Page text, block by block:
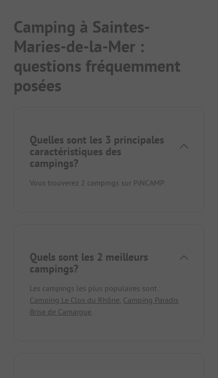
Camping à Saintes-
Maries-de-la-Mer :
questions fréquemment
posées
Quelles sont les 3 principales
caractéristiques des
campings?
Vous trouverez 2 campings sur PiNCAMP.
Quels sont les 2 meilleurs
campings?
Les campings les plus populaires sont :
Camping Le Clos du Rhône Camping Paradis
Brise de Camargue